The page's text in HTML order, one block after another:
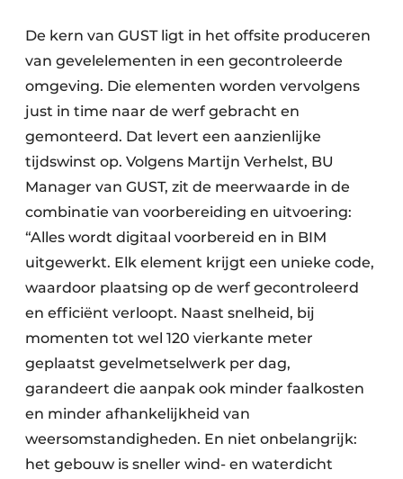
De kern van GUST ligt in het offsite produceren
van gevelelementen in een gecontroleerde
omgeving. Die elementen worden vervolgens
just in time naar de werf gebracht en
gemonteerd. Dat levert een aanzienlijke
tijdswinst op. Volgens Martijn Verhelst, BU
Manager van GUST, zit de meerwaarde in de
combinatie van voorbereiding en uitvoering:
“Alles wordt digitaal voorbereid en in BIM
uitgewerkt. Elk element krijgt een unieke code,
waardoor plaatsing op de werf gecontroleerd
en efficiënt verloopt. Naast snelheid, bij
momenten tot wel 120 vierkante meter
geplaatst gevelmetselwerk per dag,
garandeert die aanpak ook minder faalkosten
en minder afhankelijkheid van
weersomstandigheden. En niet onbelangrijk:
het gebouw is sneller wind- en waterdicht